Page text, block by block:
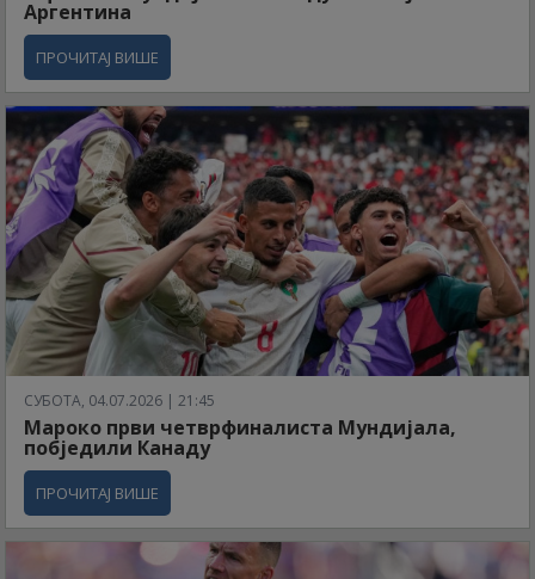
Аргентина
ПРОЧИТАЈ ВИШЕ
СУБОТА, 04.07.2026 | 21:45
Мароко први четврфиналиста Мундијала,
побједили Канаду
ПРОЧИТАЈ ВИШЕ